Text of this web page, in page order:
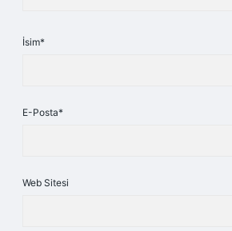
İsim*
E-Posta*
Web Sitesi